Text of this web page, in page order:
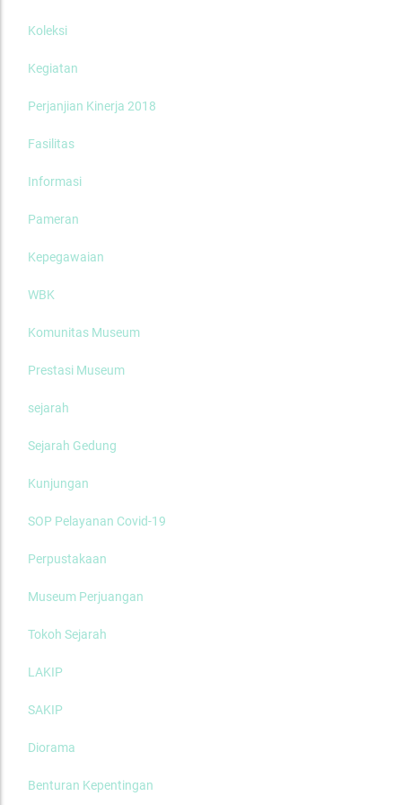
Koleksi
Kegiatan
Perjanjian Kinerja 2018
Fasilitas
Informasi
Pameran
Kepegawaian
WBK
Komunitas Museum
Prestasi Museum
sejarah
Sejarah Gedung
Kunjungan
SOP Pelayanan Covid-19
Perpustakaan
Museum Perjuangan
Tokoh Sejarah
LAKIP
SAKIP
Diorama
Benturan Kepentingan